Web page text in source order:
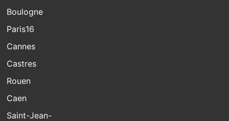
Boulogne
Paris16
Cannes
Castres
Rouen
Caen
Saint-Jean-